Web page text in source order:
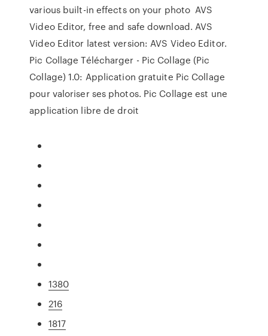
various built-in effects on your photo AVS
Video Editor, free and safe download. AVS
Video Editor latest version: AVS Video Editor.
Pic Collage Télécharger - Pic Collage (Pic
Collage) 1.0: Application gratuite Pic Collage
pour valoriser ses photos. Pic Collage est une
application libre de droit
1380
216
1817